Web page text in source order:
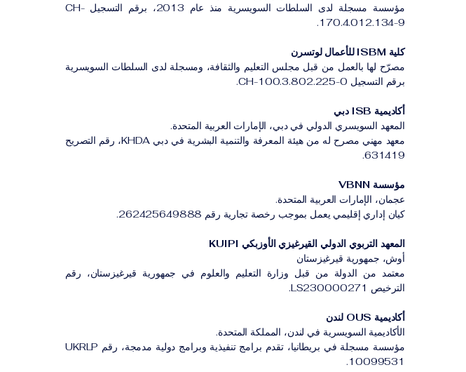
مؤسسة مسجلة لدى السلطات السويسرية منذ عام 2013، برقم التسجيل CH-
170.4.012.134-9.
كلية ISBM للأعمال لوتسرن
مصرّح لها بالعمل من قبل مجلس التعليم والثقافة، ومسجلة لدى السلطات السويسرية
برقم التسجيل CH-100.3.802.225-0.
أكاديمية ISB دبي
المعهد السويسري الدولي في دبي، الإمارات العربية المتحدة.
معهد مهني مصرح له من هيئة المعرفة والتنمية البشرية في دبي KHDA، رقم التصريح
631419.
مؤسسة VBNN
عجمان، الإمارات العربية المتحدة.
كيان إداري إقليمي يعمل بموجب رخصة تجارية رقم 262425649888.
المعهد التربوي الدولي القيرغيزي الأوزبكي KUIPI
أوش، جمهورية قيرغيزستان
معتمد من الدولة من قبل وزارة التعليم والعلوم في جمهورية قيرغيزستان، رقم
الترخيص LS230000271.
أكاديمية OUS لندن
الأكاديمية السويسرية في لندن، المملكة المتحدة.
مؤسسة مسجلة في بريطانيا، تقدم برامج تنفيذية وبرامج دولية مدمجة، رقم UKRLP
10099531.